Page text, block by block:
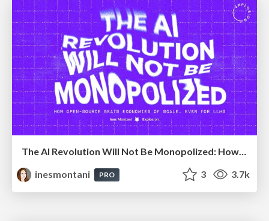
The AI Revolution Will Not Be Monopolized: How open-source beats economies of scale, even for LLMs
inesmontani
PRO 3 3.7k